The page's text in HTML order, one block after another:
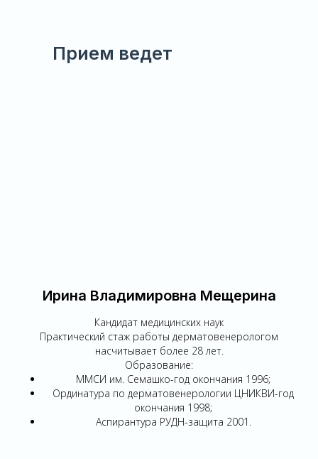
Прием ведет
Ирина Владимировна Мещерина
Кандидат медицинских наук
Практический стаж работы дерматовенерологом
насчитывает более 28 лет.
Образование:
ММСИ им. Семашко-год окончания 1996;
Ординатура по дерматовенерологии ЦНИКВИ-год
окончания 1998;
Аспирантура РУДН-защита 2001.